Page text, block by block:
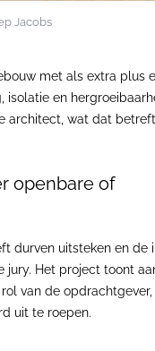
Jacobs
met als extra plus
en
architect, wat dat
openbare of
durven uitsteken en de
jury. Het project toont
van de
uit te roepen.